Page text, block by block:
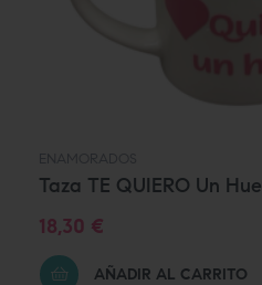
Taza TE QUIERO Un
Precio
18,30 €
AÑADIR AL CARRITO